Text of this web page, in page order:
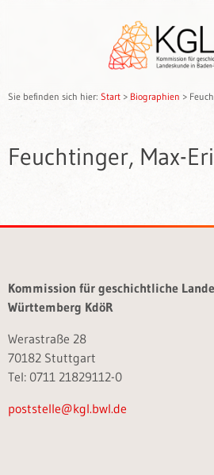
Sie befinden sich hier: Start > Biographien >
Feuchtinger, Max-
Kommission für geschichtliche
Württemberg KdöR
Werastraße 28
70182 Stuttgart
Tel: 0711 21829112-0
poststelle@kgl.bwl.de